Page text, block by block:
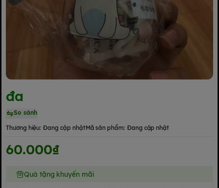
đa
So sánh
Thương hiệu: Đang cập nhậtMã sản phẩm: Đang cập nhật
60.000₫
Quà tặng khuyến mãi